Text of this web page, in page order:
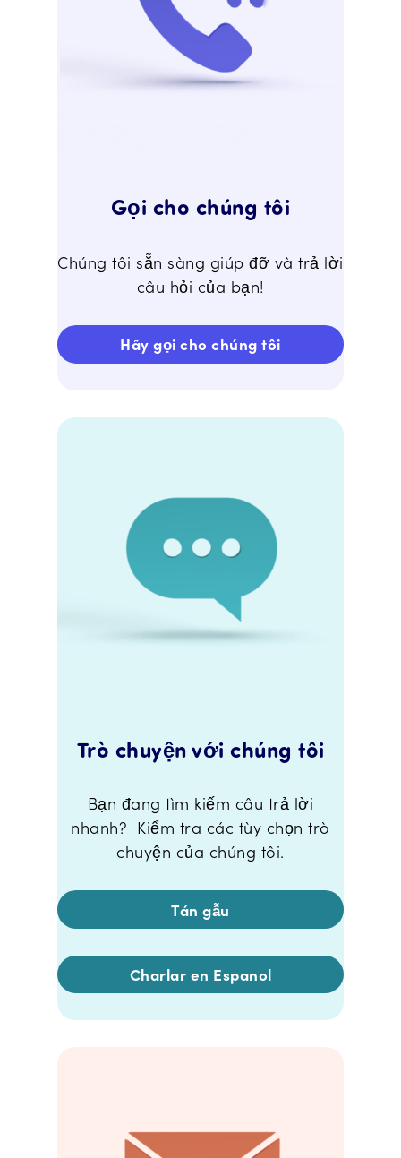
Gọi cho chúng tôi
Chúng tôi sẵn sàng giúp đỡ và trả lời
câu hỏi của bạn!
Hãy gọi cho chúng tôi
Trò chuyện với chúng tôi
Bạn đang tìm kiếm câu trả lời
nhanh? Kiểm tra các tùy chọn trò
chuyện của chúng tôi.
Tán gẫu
Charlar en Espanol